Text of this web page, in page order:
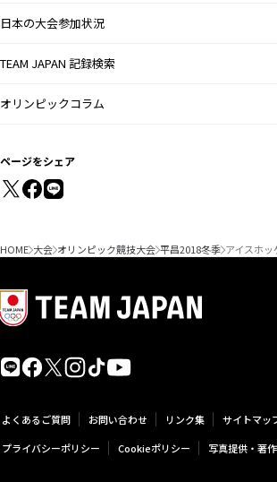
日本の大会参加状況
TEAM JAPAN 記録検索
オリンピックコラム
ページをシェア
HOME 大会 オリンピック競技大会 平昌2018冬季 アイスホ
よくあるご質問 お問い合わせ リンク集
サイトマッ
プライバシーポリシー
Cookieポリシー 写真提供・著